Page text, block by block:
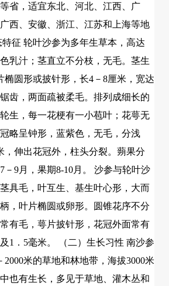
省，适宜东北、河北、江西、广
西、安徽、浙江、江苏和上海等地
征 轮叶沙参为多年生草本，高达
乳汁；茎直立不分枝，无毛。茎生
椭圆形或披针形，长4－8厘米，宽达
齿，两面疏被柔毛。排列成细长的
生，每一花梗有一小苞叶；花萼无
略呈钟形，蓝紫色，无毛，分浅
，伸出花冠外，柱头分裂。蒴果分
－9月，果期8-10月。 沙参与轮叶沙
具毛，叶互生、基生叶心形，大而
，叶片椭圆或卵形。圆锥花序不分
有毛，萼片披针形，花冠外面常有
1．5毫米。 （二）生长习性 南沙参
2000米的草地和林地带，海拔3000米
也有生长，多见于草地、灌木丛和